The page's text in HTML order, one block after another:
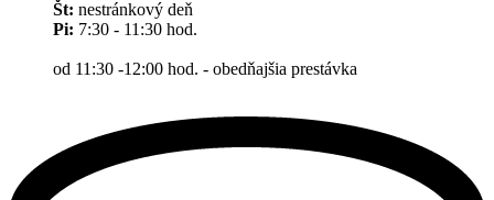
Št: nestránkový deň
Pi: 7:30 - 11:30 hod.
od 11:30 -12:00 hod. - obedňajšia prestávka